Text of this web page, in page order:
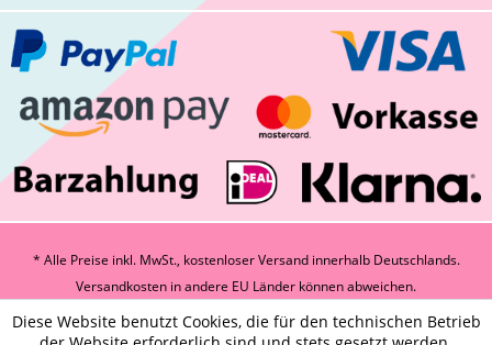
* Alle Preise inkl. MwSt., kostenloser Versand innerhalb Deutschlands.
Versandkosten in andere EU Länder können abweichen.
Diese Website benutzt Cookies, die für den technischen Betrieb